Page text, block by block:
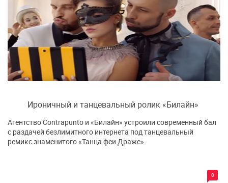
Ироничный и танцевальный ролик «Билайн»
0
Агентство Contrapunto и «Билайн» устроили современный бал
с раздачей безлимитного интернета под танцевальный
ремикс знаменитого «Танца феи Драже».